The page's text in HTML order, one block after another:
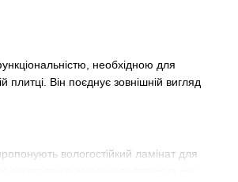
необхідною для
Він поєднує зовнішній вигляд
вологостійкий ламінат для